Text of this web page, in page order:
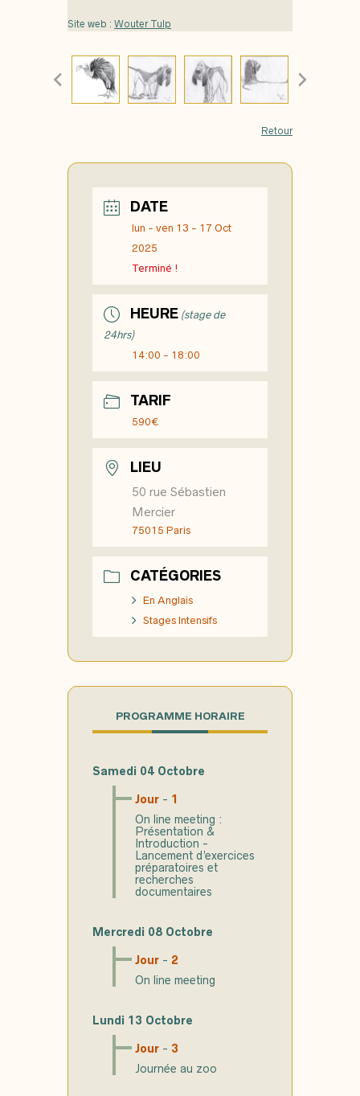
Site web : Wouter Tulp
Retour
DATE
lun - ven 13 - 17 Oct
2025
Terminé !
HEURE (stage de
24hrs)
14:00 - 18:00
TARIF
590€
LIEU
50 rue Sébastien
Mercier
75015 Paris
CATÉGORIES
En Anglais
Stages Intensifs
PROGRAMME HORAIRE
Samedi 04 Octobre
Jour - 1
On line meeting :
Présentation &
Introduction -
Lancement d’exercices
préparatoires et
recherches
documentaires
Mercredi 08 Octobre
Jour - 2
On line meeting
Lundi 13 Octobre
Jour - 3
Journée au zoo